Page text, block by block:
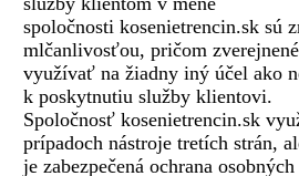
spoločnosti kosenietrencin.sk sú
mlčanlivosťou, pričom
využívať na žiadny iný účel ako
k poskytnutiu služby klientovi.
Spoločnosť kosenietrencin.sk
prípadoch nástroje tretích strán,
je zabezpečená ochrana